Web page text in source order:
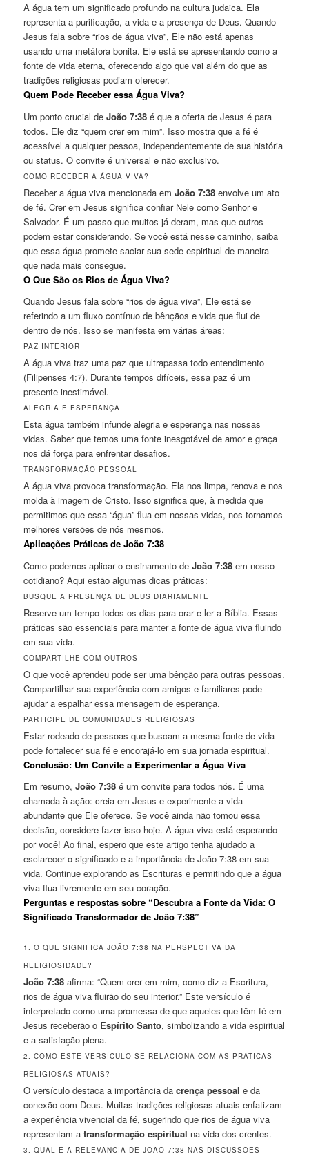
A água tem um significado profundo na cultura judaica. Ela
representa a purificação, a vida e a presença de Deus. Quando
Jesus fala sobre “rios de água viva”, Ele não está apenas
usando uma metáfora bonita. Ele está se apresentando como a
fonte de vida eterna, oferecendo algo que vai além do que as
tradições religiosas podiam oferecer.
Quem Pode Receber essa Água Viva?
Um ponto crucial deJoão 7:38 é que a oferta de Jesus é para
todos. Ele diz “quem crer em mim”. Isso mostra que a fé é
acessível a qualquer pessoa, independentemente de sua história
ou status. O convite é universal e não exclusivo.
COMO RECEBER A ÁGUA VIVA?
Receber a água viva mencionada emJoão 7:38 envolve um ato
de fé. Crer em Jesus significa confiar Nele como Senhor e
Salvador. É um passo que muitos já deram, mas que outros
podem estar considerando. Se você está nesse caminho, saiba
que essa água promete saciar sua sede espiritual de maneira
que nada mais consegue.
O Que São os Rios de Água Viva?
Quando Jesus fala sobre “rios de água viva”, Ele está se
referindo a um fluxo contínuo de bênçãos e vida que flui de
dentro de nós. Isso se manifesta em várias áreas:
PAZ INTERIOR
A água viva traz uma paz que ultrapassa todo entendimento
(Filipenses 4:7). Durante tempos difíceis, essa paz é um
presente inestimável.
ALEGRIA E ESPERANÇA
Esta água também infunde alegria e esperança nas nossas
vidas. Saber que temos uma fonte inesgotável de amor e graça
nos dá força para enfrentar desafios.
TRANSFORMAÇÃO PESSOAL
A água viva provoca transformação. Ela nos limpa, renova e nos
molda à imagem de Cristo. Isso significa que, à medida que
permitimos que essa “água” flua em nossas vidas, nos tornamos
melhores versões de nós mesmos.
Aplicações Práticas de João 7:38
Como podemos aplicar o ensinamento deJoão 7:38 em nosso
cotidiano? Aqui estão algumas dicas práticas:
BUSQUE A PRESENÇA DE DEUS DIARIAMENTE
Reserve um tempo todos os dias para orar e ler a Bíblia. Essas
práticas são essenciais para manter a fonte de água viva fluindo
em sua vida.
COMPARTILHE COM OUTROS
O que você aprendeu pode ser uma bênção para outras pessoas.
Compartilhar sua experiência com amigos e familiares pode
ajudar a espalhar essa mensagem de esperança.
PARTICIPE DE COMUNIDADES RELIGIOSAS
Estar rodeado de pessoas que buscam a mesma fonte de vida
pode fortalecer sua fé e encorajá-lo em sua jornada espiritual.
Conclusão: Um Convite a Experimentar a Água Viva
Em resumo,João 7:38 é um convite para todos nós. É uma
chamada à ação: creia em Jesus e experimente a vida
abundante que Ele oferece. Se você ainda não tomou essa
decisão, considere fazer isso hoje. A água viva está esperando
por você! Ao final, espero que este artigo tenha ajudado a
esclarecer o significado e a importância de João 7:38 em sua
vida. Continue explorando as Escrituras e permitindo que a água
viva flua livremente em seu coração.
Perguntas e respostas sobre “Descubra a Fonte da Vida: O
Significado Transformador de João 7:38”
1. O QUE SIGNIFICA JOÃO 7:38 NA PERSPECTIVA DA
RELIGIOSIDADE?
João 7:38 afirma: “Quem crer em mim, como diz a Escritura,
rios de água viva fluirão do seu interior.” Este versículo é
interpretado como uma promessa de que aqueles que têm fé em
Jesus receberão o Espírito Santo, simbolizando a vida espiritual
e a satisfação plena.
2. COMO ESTE VERSÍCULO SE RELACIONA COM AS PRÁTICAS
RELIGIOSAS ATUAIS?
O versículo destaca a importância dacrença pessoal e da
conexão com Deus. Muitas tradições religiosas atuais enfatizam
a experiência vivencial da fé, sugerindo que rios de água viva
representam atransformação espiritual na vida dos crentes.
3. QUAL É A RELEVÂNCIA DE JOÃO 7:38 NAS DISCUSSÕES